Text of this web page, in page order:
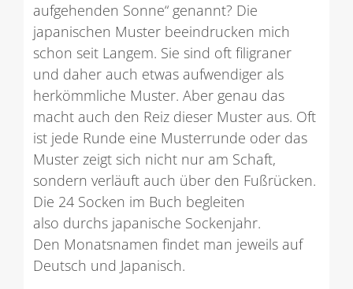
aufgehenden Sonne“ genannt? Die
japanischen Muster beeindrucken mich
schon seit Langem. Sie sind oft filigraner
und daher auch etwas aufwendiger als
herkömmliche Muster. Aber genau das
macht auch den Reiz dieser Muster aus. Oft
ist jede Runde eine Musterrunde oder das
Muster zeigt sich nicht nur am Schaft,
sondern verläuft auch über den Fußrücken.
Die 24 Socken im Buch begleiten
also durchs japanische Sockenjahr.
Den Monatsnamen findet man jeweils auf
Deutsch und Japanisch.